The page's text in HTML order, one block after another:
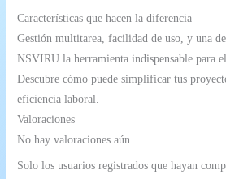
Características que hacen la diferencia
Gestión multitarea, facilidad de uso, y una
NSVIRU la herramienta indispensable para
Descubre cómo puede simplificar tus
eficiencia laboral.
Valoraciones
No hay valoraciones aún.
Solo los usuarios registrados que hayan